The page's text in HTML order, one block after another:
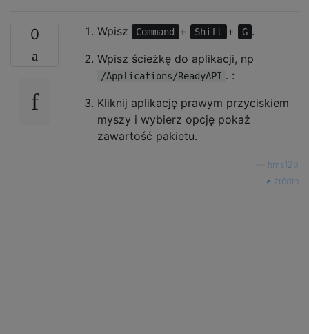
0 Wpisz Command + Shift + G .
Wpisz ścieżkę do aplikacji, np
/Applications/ReadyAPI . :
Kliknij aplikację prawym przyciskiem
myszy i wybierz opcję pokaż
zawartość pakietu.
hms123
źródło